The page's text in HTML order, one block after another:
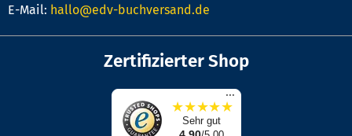
E-Mail: hallo@edv-buchversand.de
Zertifizierter Shop
...
★★★★★
Sehr gut